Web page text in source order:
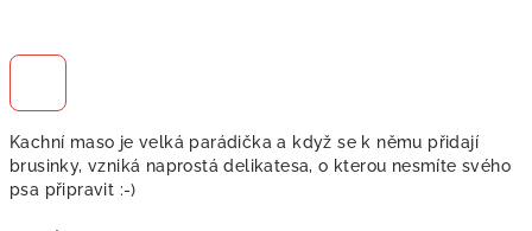
Kachní maso je velká parádička a když se k němu přidají
brusinky, vzniká naprostá delikatesa, o kterou nesmíte svého
psa připravit :-)